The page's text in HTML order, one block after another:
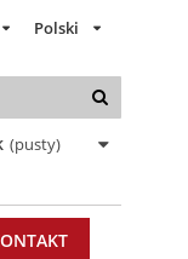
Polski
(pusty)